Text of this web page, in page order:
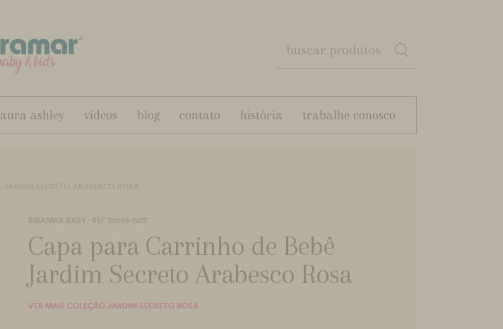
laura ashley vídeos blog contato história trabalhe conosco
BIRAMAR BABY - REF 33945-2617
Capa para Carrinho de Bebê
Jardim Secreto Arabesco Rosa
VER MAIS COLEÇÃO JARDIM SECRETO ROSA